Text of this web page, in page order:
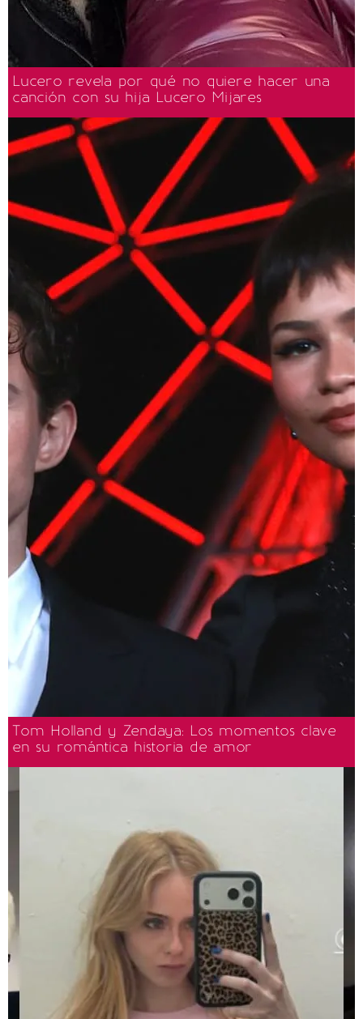
Lucero revela por qué no quiere hacer una
canción con su hija Lucero Mijares
Tom Holland y Zendaya: Los momentos clave
en su romántica historia de amor